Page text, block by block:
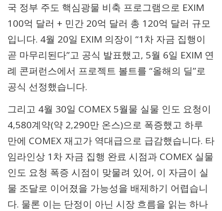
국 정부 주도 핵심광물 비축 프로그램으로 EXIM
100억 달러 + 민간 20억 달러 총 120억 달러 규모
입니다. 4월 20일 EXIM 의장이 “1차 자금 집행이
곧 마무리된다”고 공식 발표했고, 5월 6일 EXIM 연
례 콘퍼런스에서 프로젝트 볼트를 “올해의 딜”로
공식 선정했습니다.
그리고 4월 30일 COMEX 5월물 실물 인도 요청이
4,580계약(약 2,290만 온스)으로 폭증했고 하루
만에 COMEX 재고가 역대급으로 급감했습니다. 타
임라인상 1차 자금 집행 완료 시점과 COMEX 실물
인도 요청 폭증 시점이 맞물려 있어, 이 자금이 실
물 조달로 이어졌을 가능성을 배제하기 어렵습니
다. 물론 이는 단정이 아닌 시장 흐름을 읽는 하나